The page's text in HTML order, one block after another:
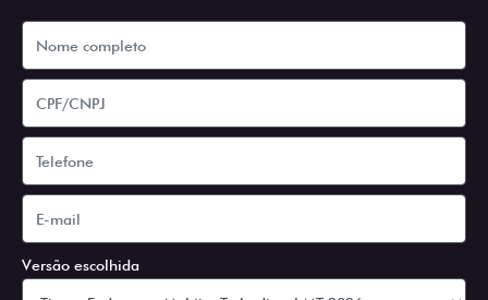
Versão escolhida